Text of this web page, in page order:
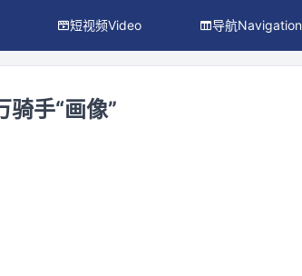
短视频Video 导航Navigation
手“画像”